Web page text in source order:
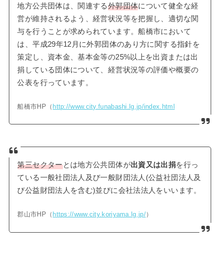
地方公共団体は、関連する外郭団体について健全な経
営が維持されるよう、経営状況等を把握し、適切な関
与を行うことが求められています。船橋市において
は、平成29年12月に外郭団体のあり方に関する指針を
策定し、資本金、基本金等の25%以上を出資または出
捐している団体について、経営状況等の評価や概要の
公表を行っています。
船橋市HP（ http://www.city.funabashi.lg.jp/index.html
第三セクターとは地方公共団体が出資又は出捐を行っ
ている一般社団法人及び一般財団法人(公益社団法人及
び公益財団法人を含む)並びに会社法法人をいいます。
郡山市HP（ https://www.city.koriyama.lg.jp/）